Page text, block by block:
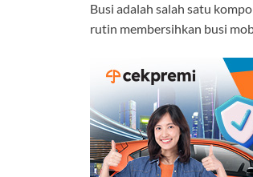
Busi adalah salah satu
rutin membersihkan busi